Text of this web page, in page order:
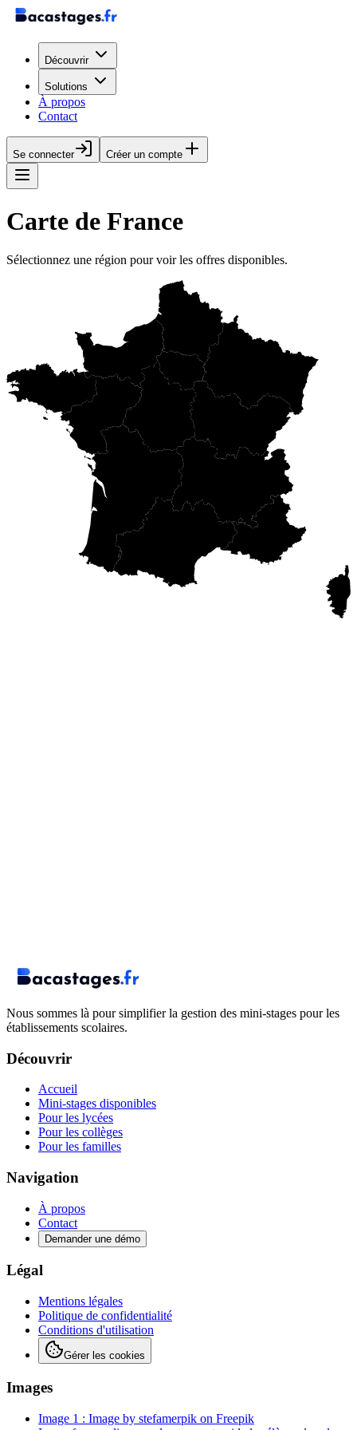
Découvrir
Solutions
À propos
Contact
Se connecter Créer un compte
Carte de France
Sélectionnez une région pour voir les offres disponibles.
Nous sommes là pour simplifier la gestion des mini-stages pour les
établissements scolaires.
Découvrir
Accueil
Mini-stages disponibles
Pour les lycées
Pour les collèges
Pour les familles
Navigation
À propos
Contact
Demander une démo
Légal
Mentions légales
Politique de confidentialité
Conditions d'utilisation
Gérer les cookies
Images
Image 1 : Image by stefamerpik on Freepik